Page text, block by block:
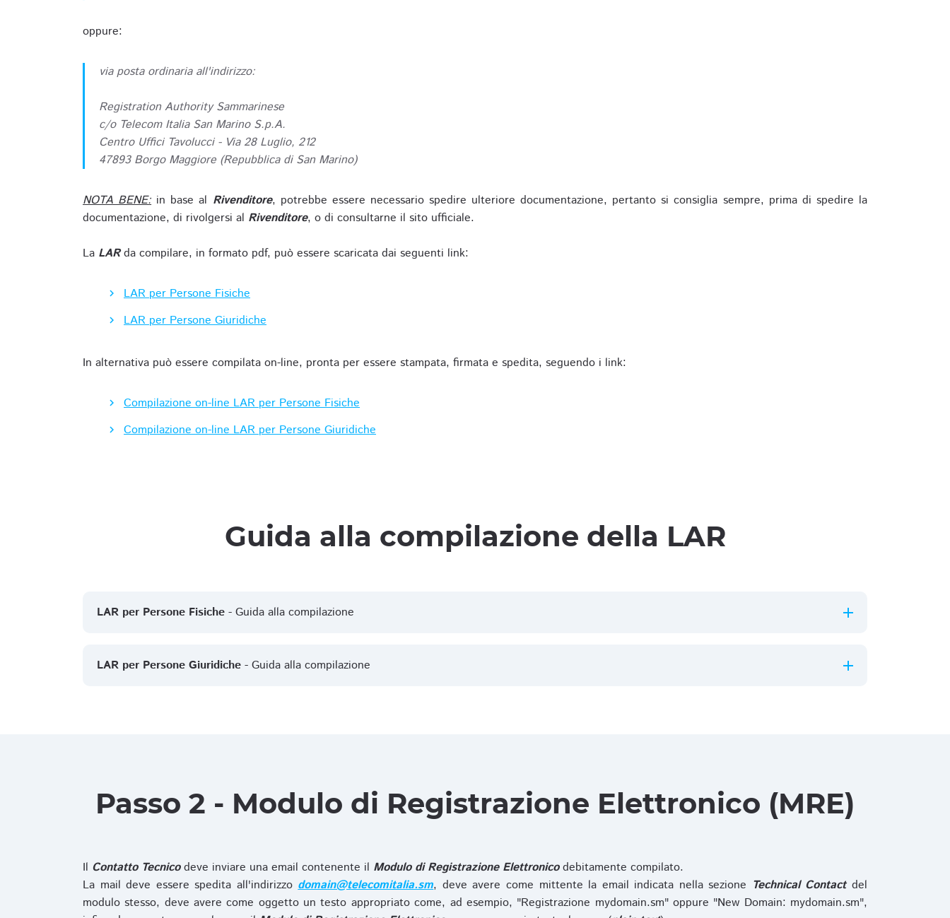
oppure:
via posta ordinaria all'indirizzo:
Registration Authority Sammarinese
c/o Telecom Italia San Marino S.p.A.
Centro Uffici Tavolucci - Via 28 Luglio, 212
47893 Borgo Maggiore (Repubblica di San Marino)
NOTA BENE: in base al Rivenditore, potrebbe essere necessario spedire ulteriore documentazione, pertanto si consiglia sempre, prima di spedire la
documentazione, di rivolgersi al Rivenditore, o di consultarne il sito ufficiale.
La LARda compilare, in formato pdf, può essere scaricata dai seguenti link:
LAR per Persone Fisiche
LAR per Persone Giuridiche
In alternativa può essere compilata on-line, pronta per essere stampata, firmata e spedita, seguendo i link:
Compilazione on-line LAR per Persone Fisiche
Compilazione on-line LAR per Persone Giuridiche
Guida alla compilazione della LAR
LAR per Persone Fisiche - Guida alla compilazione
LAR per Persone Giuridiche - Guida alla compilazione
Passo 2 - Modulo di Registrazione Elettronico (MRE)
Il Contatto Tecnicodeve inviare una email contenente il Modulo di Registrazione Elettronicodebitamente compilato.
La mail deve essere spedita all'indirizzodomain@telecomitalia.sm, deve avere come mittente la email indicata nella sezione Technical Contactdel
modulo stesso, deve avere come oggetto un testo appropriato come, ad esempio, "Registrazione mydomain.sm" oppure "New Domain: mydomain.sm",